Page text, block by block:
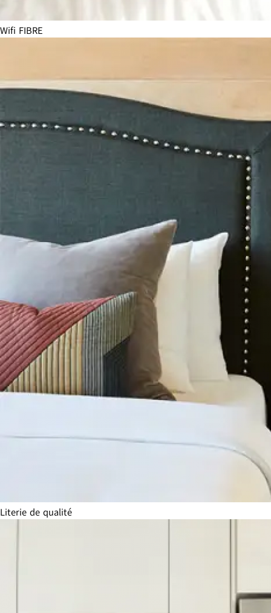
Wifi FIBRE
Literie de qualité